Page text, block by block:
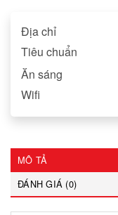
Địa chỉ
Tiêu chuẩn
Ăn sáng
Wifi
MÔ TẢ
ĐÁNH GIÁ (0)